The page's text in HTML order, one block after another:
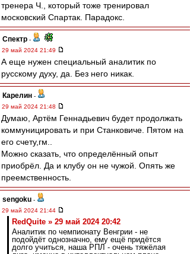
тренера Ч., который тоже тренировал
московский Спартак. Парадокс.
Спектр -
29 май 2024 21:49
А еще нужен специальный аналитик по
русскому духу, да. Без него никак.
Карелин -
29 май 2024 21:48
Думаю, Артём Геннадьевич будет продолжать
коммуницировать и при Станковиче. Пятом на
его счету,гм..
Можно сказать, что определённый опыт
приобрёл. Да и клубу он не чужой. Опять же
преемственность.
sengoku -
29 май 2024 21:44
RedQuite » 29 май 2024 20:42
Аналитик по чемпионату Венгрии - не
подойдёт однозначно, ему ещё придётся
долго учиться, наша РПЛ - очень тяжёлая